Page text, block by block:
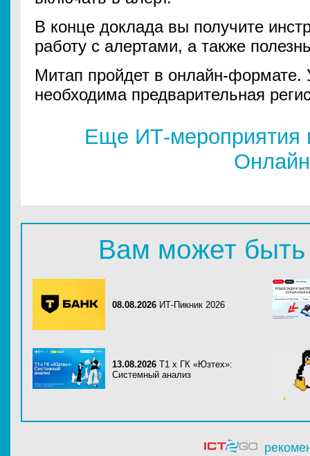
В конце доклада вы получите
работу с алертами, а также
Митап пройдет в онлайн-формате.
необходима предварительная
Еще ИТ-мероприятия
Онлайн
Вам может быть
08.08.2026 ИТ-Пикник 2026
13.08.2026 Т1 x ГК «Юзтех»:
Системный анализ